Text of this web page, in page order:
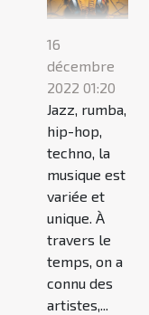
16
décembre
2022 01:20
Jazz, rumba,
hip-hop,
techno, la
musique est
variée et
unique. À
travers le
temps, on a
connu des
artistes,...